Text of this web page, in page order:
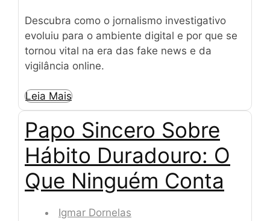
Descubra como o jornalismo investigativo
evoluiu para o ambiente digital e por que se
tornou vital na era das fake news e da
vigilância online.
Leia Mais
Papo Sincero Sobre
Hábito Duradouro: O
Que Ninguém Conta
Igmar Dornelas